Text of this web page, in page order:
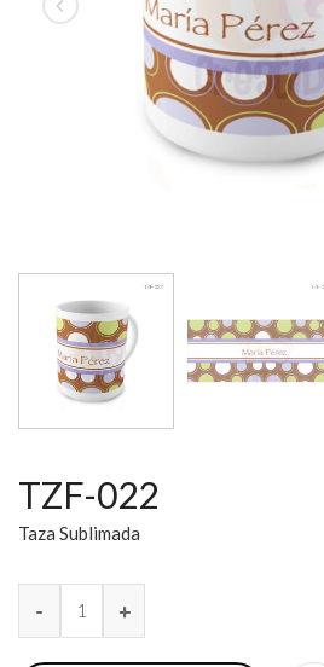
TZF-022
Taza Sublimada